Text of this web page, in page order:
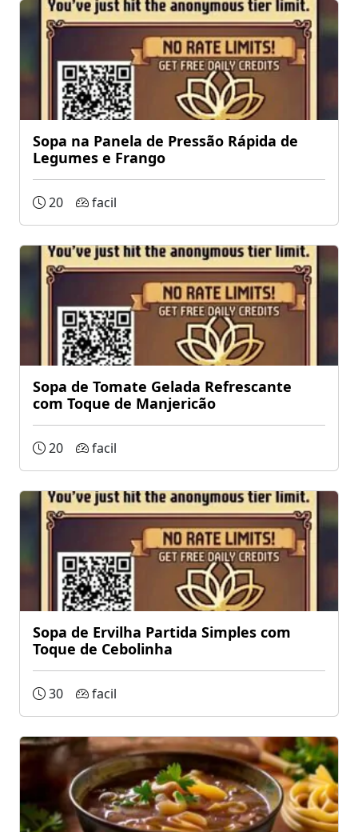
Sopa na Panela de Pressão Rápida de
Legumes e Frango
20 facil
Sopa de Tomate Gelada Refrescante
com Toque de Manjericão
20 facil
Sopa de Ervilha Partida Simples com
Toque de Cebolinha
30 facil